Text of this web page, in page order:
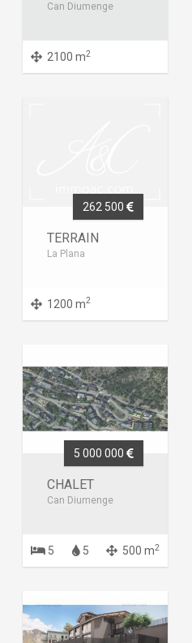
Can Diumenge
2100 m2
262 500
TERRAIN
La Plana
1200 m2
5 000 000
CHALET
Can Diumenge
5 5 500 m2